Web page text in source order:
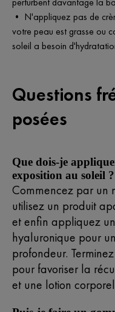
• N'appliquez pas de
votre peau est grasse ou
soleil a besoin
Questions
posées
Que dois-je
exposition au soleil ?
Commencez par un
utilisez un produit
et enfin appliquez
hyaluronique pour
profondeur.
pour favoriser la
et une lotion